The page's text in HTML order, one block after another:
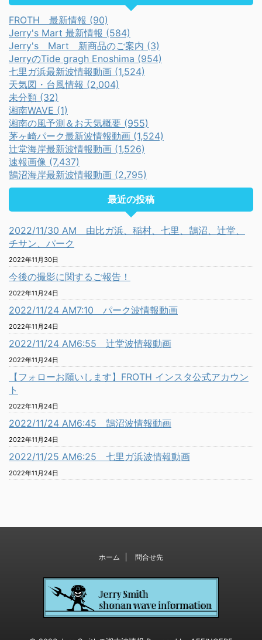
FROTH 最新情報 (90)
Jerry's Mart 最新情報 (584)
Jerry's Mart 新商品のご案内 (3)
JerryのTide gragh Enoshima (954)
七里ガ浜最新波情報動画 (1,524)
天気図・台風情報 (2,004)
未分類 (32)
湘南WAVE (1)
湘南の風予測＆お天気概要 (955)
茅ヶ崎パーク最新波情報動画 (1,524)
辻堂海岸最新波情報動画 (1,526)
速報画像 (7,437)
鵠沼海岸最新波情報動画 (2,795)
最近の投稿
2022/11/30 AM 由比ガ浜、稲村、七里、鵠沼、辻堂、
チサン、パーク
2022年11月30日
今後の撮影に関するご報告！
2022年11月24日
2022/11/24 AM7:10 パーク波情報動画
2022年11月24日
2022/11/24 AM6:55 辻堂波情報動画
2022年11月24日
【フォローお願いします】FROTH インスタ公式アカウン
ト
2022年11月24日
2022/11/24 AM6:45 鵠沼波情報動画
2022年11月24日
2022/11/25 AM6:25 七里ガ浜波情報動画
2022年11月24日
ホーム 問合せ先